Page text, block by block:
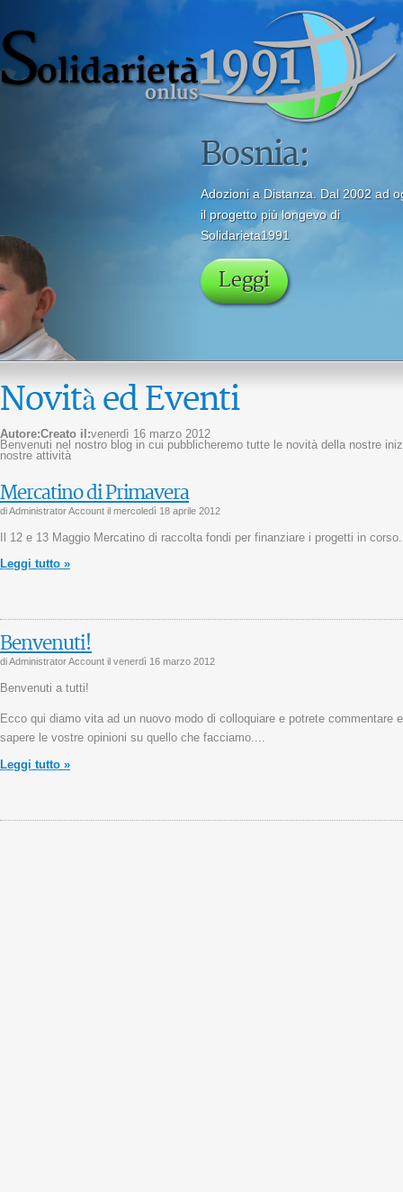
Novità ed Eventi
Autore:Creato il:venerdì 16 marzo 2012
Benvenuti nel nostro blog in cui pubblicheremo tutte le novità della nostre
nostre attività
Mercatino di Primavera
di Administrator Account il mercoledì 18 aprile 2012
Il 12 e 13 Maggio Mercatino di raccolta fondi per finanziare i progetti in corso.
Leggi tutto »
Benvenuti!
di Administrator Account il venerdì 16 marzo 2012
Benvenuti a tutti!
Ecco qui diamo vita ad un nuovo modo di colloquiare e potrete commentare
sapere le vostre opinioni su quello che facciamo....
Leggi tutto »